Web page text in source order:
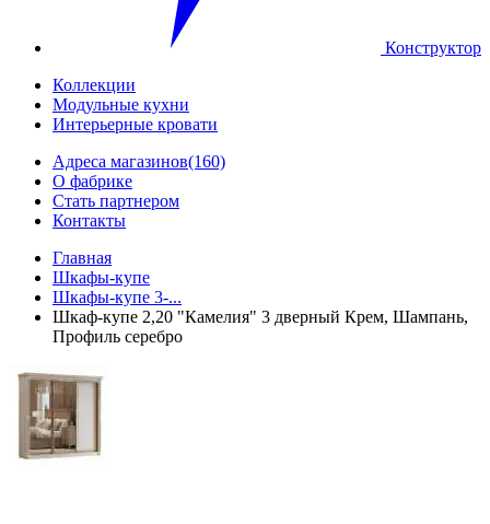
Конструктор
Коллекции
Модульные кухни
Интерьерные кровати
Адреса магазинов(160)
О фабрике
Стать партнером
Контакты
Главная
Шкафы-купе
Шкафы-купе 3-...
Шкаф-купе 2,20 "Камелия" 3 дверный Крем, Шампань,
Профиль серебро